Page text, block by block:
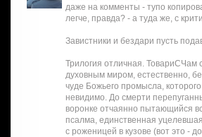
даже на комменты - тупо
легче, правда? - а туда же, с
Завистники и бездари пусть
Трилогия отличная. ТовариСЧам
духовным миром, естественно,
чуде Божьего промысла,
невидимо. До смерти
воронке отчаянно пытающийся
псалма, единственная
с роженицей в кузове (вот это -